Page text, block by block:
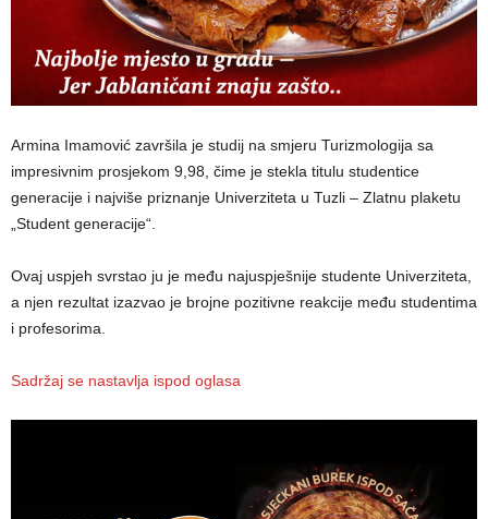
Armina Imamović završila je studij na smjeru Turizmologija sa
impresivnim prosjekom 9,98, čime je stekla titulu studentice
generacije i najviše priznanje Univerziteta u Tuzli – Zlatnu plaketu
„Student generacije“.
Ovaj uspjeh svrstao ju je među najuspješnije studente Univerziteta,
a njen rezultat izazvao je brojne pozitivne reakcije među studentima
i profesorima.
Sadržaj se nastavlja ispod oglasa